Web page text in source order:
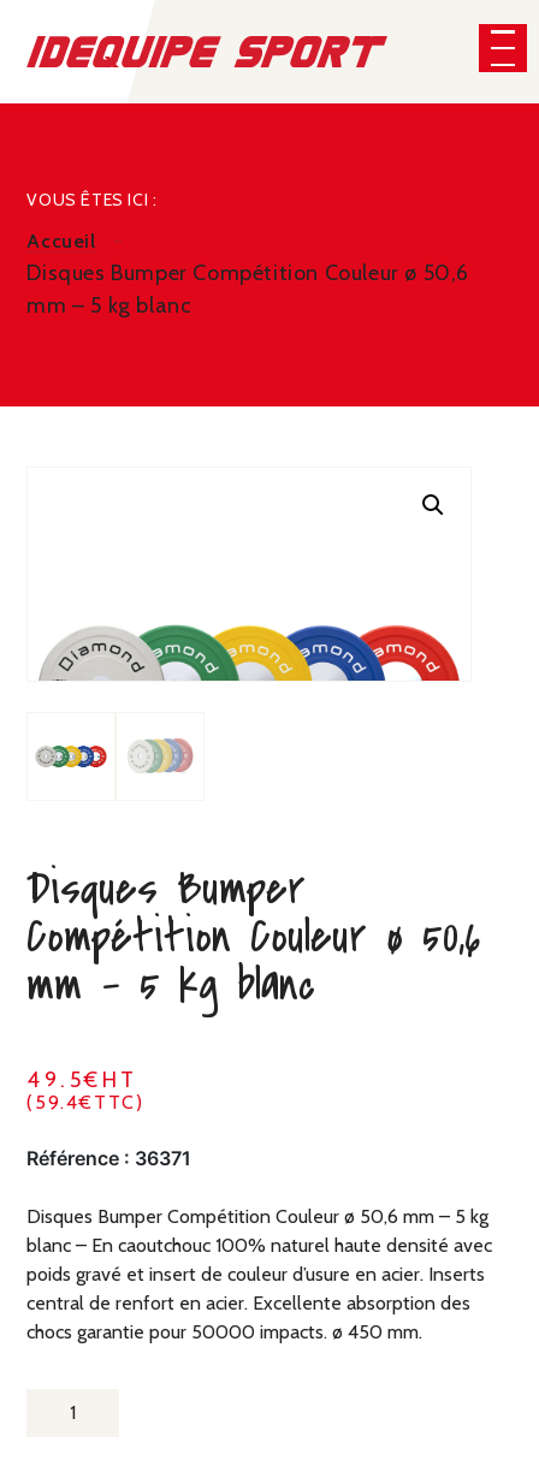
VOUS ÊTES ICI :
Accueil
Disques Bumper Compétition Couleur ø 50,6
mm – 5 kg blanc
Disques Bumper
Compétition Couleur ø 50,6
mm – 5 kg blanc
49.5€HT
(59.4€TTC)
Référence : 36371
Disques Bumper Compétition Couleur ø 50,6 mm – 5 kg
blanc – En caoutchouc 100% naturel haute densité avec
poids gravé et insert de couleur d’usure en acier. Inserts
central de renfort en acier. Excellente absorption des
chocs garantie pour 50000 impacts. ø 450 mm.
QUANTITÉ